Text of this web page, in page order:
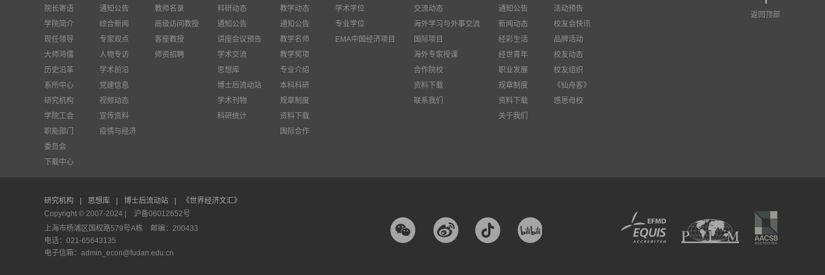
院长寄语
学院简介
现任领导
大师鸿儒
历史沿革
系所中心
研究机构
学院工会
职能部门
委员会
下载中心
通知公告
综合新闻
专家观点
人物专访
学术前沿
党建信息
视频动态
宣传资料
疫情与经济
教师名录
高级访问教授
客座教授
师资招聘
科研动态
通知公告
讲座会议预告
学术交流
思想库
博士后流动站
学术刊物
科研统计
教学动态
通知公告
教学名师
教学奖项
专业介绍
本科科研
规章制度
资料下载
国际合作
学术学位
专业学位
EMA中国经济项目
交流动态
海外学习与外事交流
国际项目
海外专家授课
合作院校
资料下载
联系我们
通知公告
新闻动态
经彩生活
经世青年
职业发展
规章制度
资料下载
关于我们
活动预告
校友会快讯
品牌活动
校友动态
校友组织
《仙舟客》
感恩母校
返回顶部
研究机构 思想库 博士后流动站
《世界经济文汇》
Copyright © 2007-2024 | 沪备06012652号
上海市杨浦区国权路579号A栋 邮编：200433
电话：021-65643135
电子信箱：admin_econ@fudan.edu.cn